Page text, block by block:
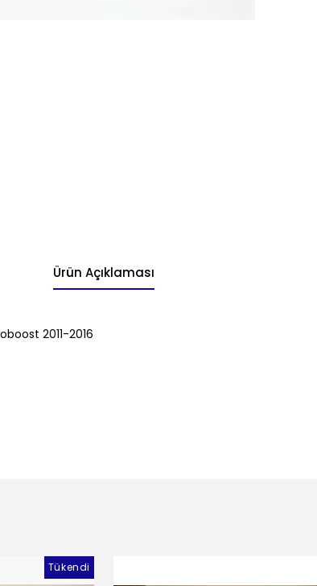
Ürün Açıklaması
2011-2016
Tükendi